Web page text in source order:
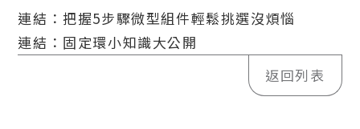
連結：把握5步驟微型組件輕鬆挑選沒煩惱
連結： 固定環小知識大公開
返回列表